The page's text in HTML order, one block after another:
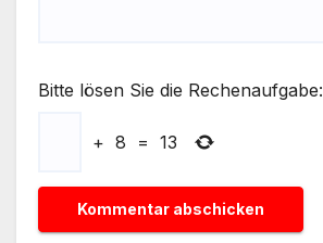
Bitte lösen Sie die Rechenaufgabe:
+ 8 = 13